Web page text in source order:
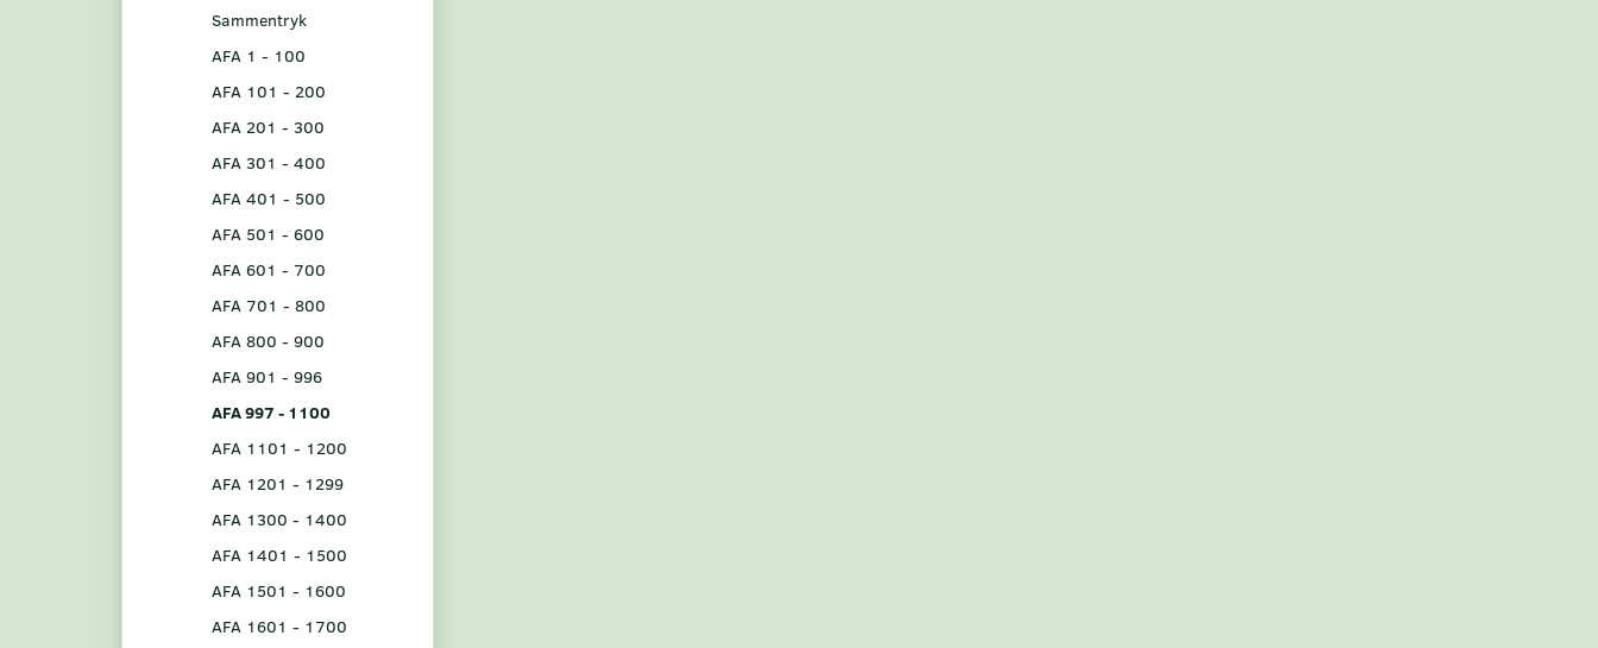
Sammentryk
AFA 1 - 100
AFA 101 - 200
AFA 201 - 300
AFA 301 - 400
AFA 401 - 500
AFA 501 - 600
AFA 601 - 700
AFA 701 - 800
AFA 800 - 900
AFA 901 - 996
AFA 997 - 1100
AFA 1101 - 1200
AFA 1201 - 1299
AFA 1300 - 1400
AFA 1401 - 1500
AFA 1501 - 1600
AFA 1601 - 1700